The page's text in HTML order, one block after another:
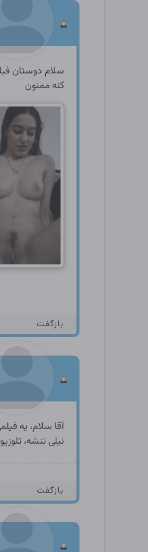
سلام دوستان
کنه ممنون
بازگفت
آقا سلام، یه
نیلی تنشه،
بازگفت